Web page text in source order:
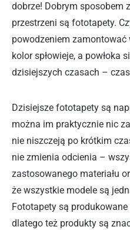
dobrze! Dobrym sposobem
przestrzeni są fototapety.
powodzeniem zamontować
kolor spłowieje, a powłoka
dzisiejszych czasach –
Dzisiejsze fototapety są
można im praktycznie nic
nie niszczeją po krótkim
nie zmienia odcienia –
zastosowanego materiału
że wszystkie modele są
Fototapety są
dlatego też produkty są